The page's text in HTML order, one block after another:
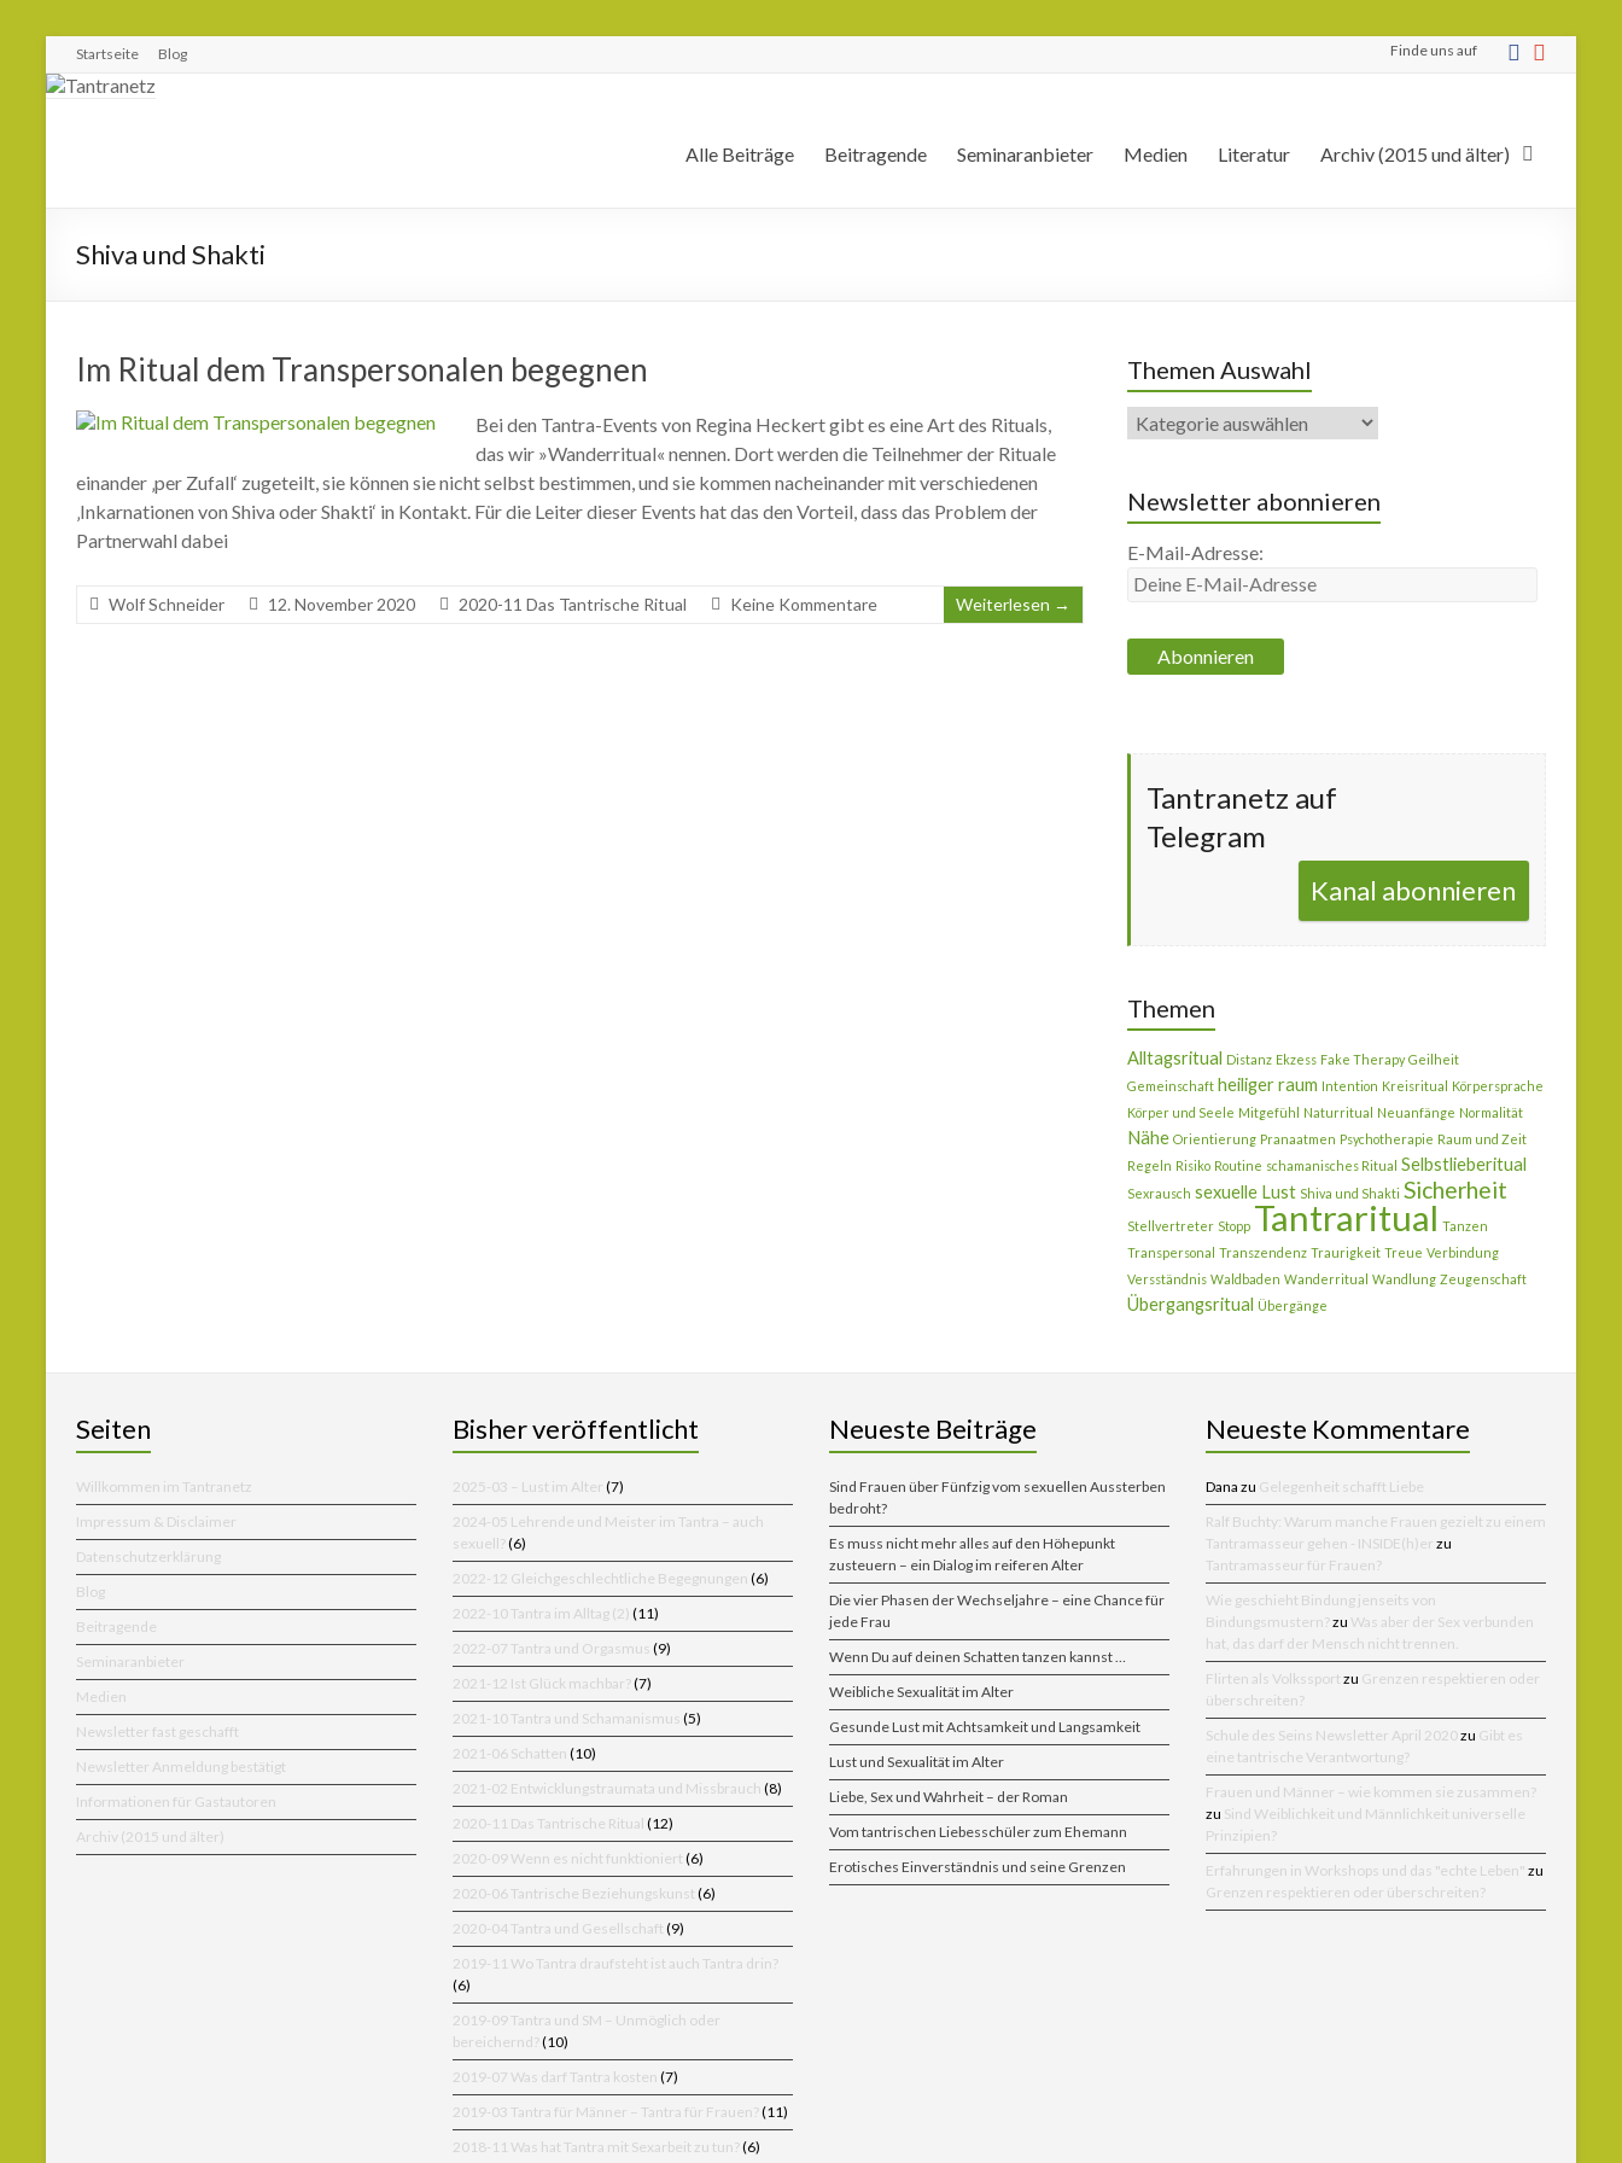
Finde uns auf
Startseite Blog
Alle Beiträge Beitragende Seminaranbieter Medien Literatur Archiv (2015 und älter)
Shiva und Shakti
Im Ritual dem Transpersonalen begegnen
Bei den Tantra-Events von Regina Heckert gibt es eine Art des Rituals,
das wir »Wanderritual« nennen. Dort werden die Teilnehmer der Rituale
einander ‚per Zufall‘ zugeteilt, sie können sie nicht selbst bestimmen, und sie kommen nacheinander mit verschiedenen
‚Inkarnationen von Shiva oder Shakti‘ in Kontakt. Für die Leiter dieser Events hat das den Vorteil, dass das Problem der
Partnerwahl dabei
Wolf Schneider 12. November 2020 2020-11 Das Tantrische Ritual Keine Kommentare Weiterlesen →
Themen Auswahl
Newsletter abonnieren
E-Mail-Adresse:
Tantranetz auf
Telegram
Kanal abonnieren
Themen
Alltagsritual Distanz Ekzess Fake Therapy Geilheit
Gemeinschaft heiliger raum Intention Kreisritual Körpersprache
Körper und Seele Mitgefühl Naturritual Neuanfänge Normalität
Nähe Orientierung Pranaatmen Psychotherapie Raum und Zeit
Regeln Risiko Routine schamanisches Ritual Selbstlieberitual
Sexrausch sexuelle Lust Shiva und Shakti Sicherheit
Stellvertreter Stopp Tantraritual Tanzen
Transpersonal Transzendenz Traurigkeit Treue Verbindung
Versständnis Waldbaden Wanderritual Wandlung Zeugenschaft
Übergangsritual Übergänge
Seiten
Willkommen im Tantranetz
Impressum & Disclaimer
Datenschutzerklärung
Blog
Beitragende
Seminaranbieter
Medien
Newsletter fast geschafft
Newsletter Anmeldung bestätigt
Informationen für Gastautoren
Archiv (2015 und älter)
Bisher veröffentlicht
2025-03 – Lust im Alter (7)
2024-05 Lehrende und Meister im Tantra – auch
sexuell?(6)
2022-12 Gleichgeschlechtliche Begegnungen (6)
2022-10 Tantra im Alltag (2) (11)
2022-07 Tantra und Orgasmus (9)
2021-12 Ist Glück machbar?(7)
2021-10 Tantra und Schamanismus (5)
2021-06 Schatten (10)
2021-02 Entwicklungstraumata und Missbrauch (8)
2020-11 Das Tantrische Ritual (12)
2020-09 Wenn es nicht funktioniert (6)
2020-06 Tantrische Beziehungskunst (6)
2020-04 Tantra und Gesellschaft (9)
2019-11 Wo Tantra draufsteht ist auch Tantra drin?
(6)
2019-09 Tantra und SM – Unmöglich oder
bereichernd?(10)
2019-07 Was darf Tantra kosten (7)
2019-03 Tantra für Männer – Tantra für Frauen?(11)
2018-11 Was hat Tantra mit Sexarbeit zu tun?(6)
Neueste Beiträge
Sind Frauen über Fünfzig vom sexuellen Aussterben
bedroht?
Es muss nicht mehr alles auf den Höhepunkt
zusteuern – ein Dialog im reiferen Alter
Die vier Phasen der Wechseljahre – eine Chance für
jede Frau
Wenn Du auf deinen Schatten tanzen kannst …
Weibliche Sexualität im Alter
Gesunde Lust mit Achtsamkeit und Langsamkeit
Lust und Sexualität im Alter
Liebe, Sex und Wahrheit – der Roman
Vom tantrischen Liebesschüler zum Ehemann
Erotisches Einverständnis und seine Grenzen
Neueste Kommentare
Dana zu Gelegenheit schafft Liebe
Ralf Buchty: Warum manche Frauen gezielt zu einem
Tantramasseur gehen - INSIDE(h)er zu
Tantramasseur für Frauen?
Wie geschieht Bindung jenseits von
Bindungsmustern?zu Was aber der Sex verbunden
hat, das darf der Mensch nicht trennen.
Flirten als Volkssport zu Grenzen respektieren oder
überschreiten?
Schule des Seins Newsletter April 2020zu Gibt es
eine tantrische Verantwortung?
Frauen und Männer – wie kommen sie zusammen?
zu Sind Weiblichkeit und Männlichkeit universelle
Prinzipien?
Erfahrungen in Workshops und das "echte Leben" zu
Grenzen respektieren oder überschreiten?